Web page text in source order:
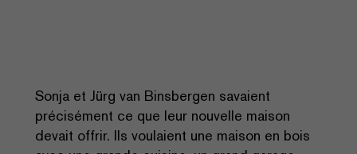
Sonja et Jürg van Binsbergen savaient
précisément ce que leur nouvelle maison
devait offrir. Ils voulaient une maison en bois